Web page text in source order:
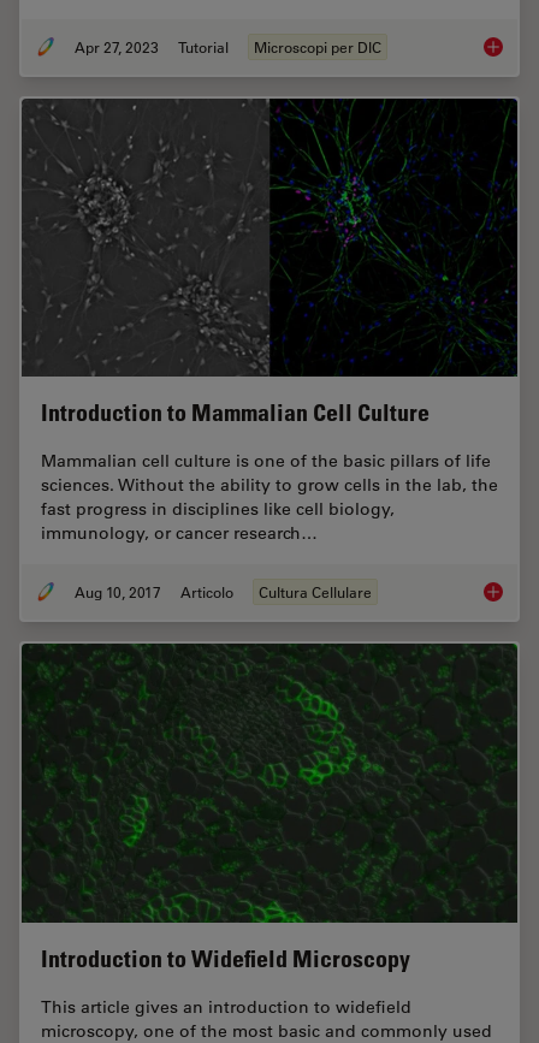
Apr 27, 2023 Tutorial Microscopi per DIC
Introduction to Mammalian Cell Culture
Mammalian cell culture is one of the basic pillars of life
sciences. Without the ability to grow cells in the lab, the
fast progress in disciplines like cell biology,
immunology, or cancer research…
Aug 10, 2017 Articolo Cultura Cellulare
Introduction to Widefield Microscopy
This article gives an introduction to widefield
microscopy, one of the most basic and commonly used